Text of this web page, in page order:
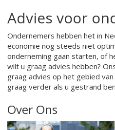
Advies voor
Ondernemers hebben het in
economie nog steeds niet
onderneming gaan starten, of
wilt u graag advies hebben?
graag advies op het gebied
graag verder als u gestrand
Over Ons